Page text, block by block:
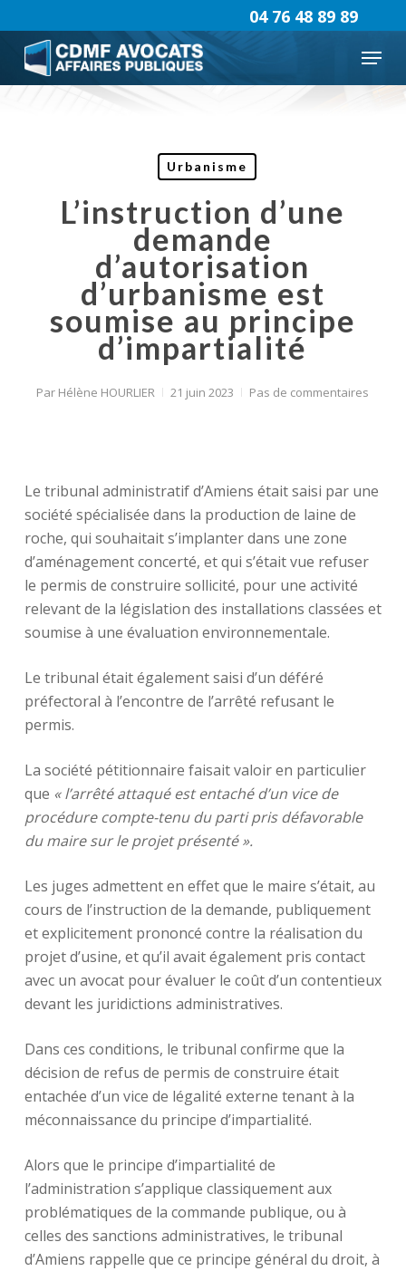
to
main
content
Menu
04 76 48 89 89
Urbanisme
L’instruction d’une
demande
d’autorisation
d’urbanisme est
soumise au principe
d’impartialité
Par Hélène HOURLIER 21 juin 2023 Pas de commentaires
Le tribunal administratif d’Amiens était saisi par une
société spécialisée dans la production de laine de
roche, qui souhaitait s’implanter dans une zone
d’aménagement concerté, et qui s’était vue refuser
le permis de construire sollicité, pour une activité
relevant de la législation des installations classées et
soumise à une évaluation environnementale.
Le tribunal était également saisi d’un déféré
préfectoral à l’encontre de l’arrêté refusant le
permis.
La société pétitionnaire faisait valoir en particulier
que « l’arrêté attaqué est entaché d’un vice de
procédure compte-tenu du parti pris défavorable
du maire sur le projet présenté ».
Les juges admettent en effet que le maire s’était, au
cours de l’instruction de la demande, publiquement
et explicitement prononcé contre la réalisation du
projet d’usine, et qu’il avait également pris contact
avec un avocat pour évaluer le coût d’un contentieux
devant les juridictions administratives.
Dans ces conditions, le tribunal confirme que la
décision de refus de permis de construire était
entachée d’un vice de légalité externe tenant à la
méconnaissance du principe d’impartialité.
Alors que le principe d’impartialité de
l’administration s’applique classiquement aux
problématiques de la commande publique, ou à
celles des sanctions administratives, le tribunal
d’Amiens rappelle que ce principe général du droit, à